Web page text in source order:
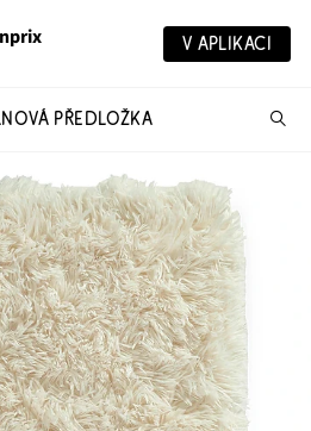
V APLIKACI
PŘEDLOŽKA